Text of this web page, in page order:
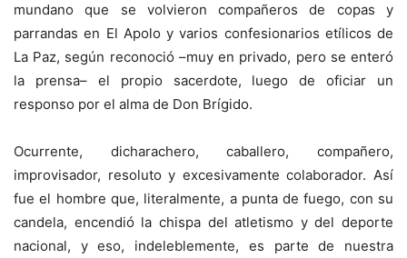
mundano que se volvieron compañeros de copas y
parrandas en El Apolo y varios confesionarios etílicos de
La Paz, según reconoció –muy en privado, pero se enteró
la prensa– el propio sacerdote, luego de oficiar un
responso por el alma de Don Brígido.
Ocurrente, dicharachero, caballero, compañero,
improvisador, resoluto y excesivamente colaborador. Así
fue el hombre que, literalmente, a punta de fuego, con su
candela, encendió la chispa del atletismo y del deporte
nacional, y eso, indeleblemente, es parte de nuestra